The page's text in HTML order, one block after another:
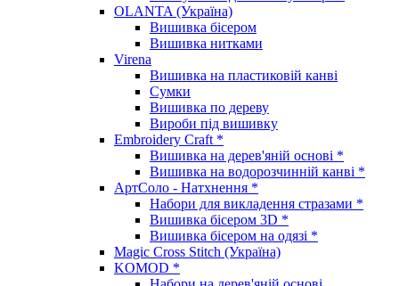
OLANTA (Україна)
Вишивка бісером
Вишивка нитками
Virena
Вишивка на пластиковій канві
Сумки
Вишивка по дереву
Вироби під вишивку
Embroidery Craft *
Вишивка на дерев'яній основі *
Вишивка на водорозчинній канві *
АртСоло - Натхнення *
Набори для викладення стразами *
Вишивка бісером 3D *
Вишивка бісером на одязі *
Magic Cross Stitch (Україна)
KOMOD *